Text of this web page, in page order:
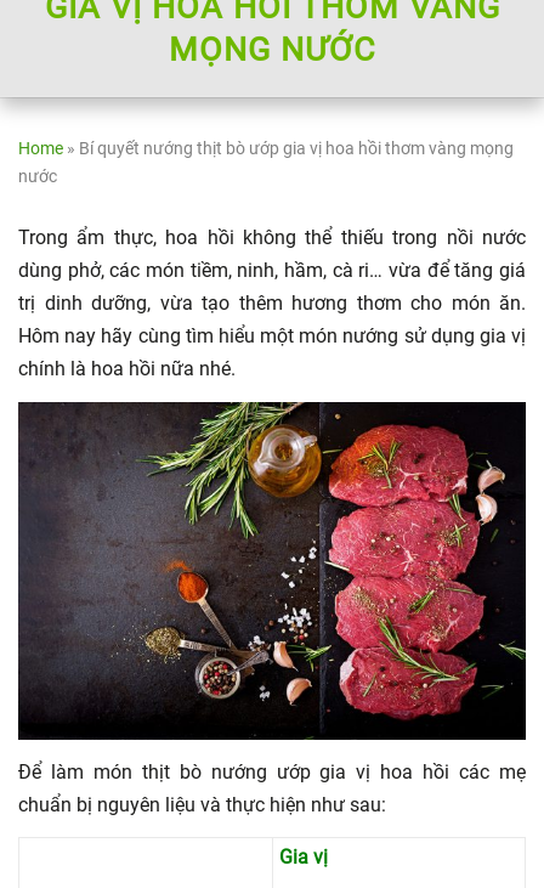
MỌNG NƯỚC
Home » Bí quyết nướng thịt bò ướp gia vị hoa hồi thơm vàng mọng
nước
Trong ẩm thực, hoa hồi không thể thiếu trong nồi nước
dùng phở, các món tiềm, ninh, hầm, cà ri… vừa để tăng giá
trị dinh dưỡng, vừa tạo thêm hương thơm cho món ăn.
Hôm nay hãy cùng tìm hiểu một món nướng sử dụng gia vị
chính là hoa hồi nữa nhé.
Để làm món thịt bò nướng ướp gia vị hoa hồi các mẹ
chuẩn bị nguyên liệu và thực hiện như sau:
Gia vị